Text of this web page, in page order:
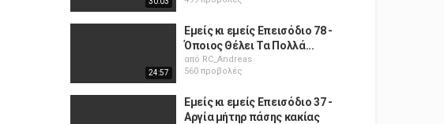
24:57
Εμείς κι εμείς Επεισόδιο 78 -
Όποιος Θέλει Τα Πολλά...
από RC_Andreas
560 προβολές
Εμείς κι εμείς Επεισόδιο 37 -
Αργία μήτηρ πάσης κακίας